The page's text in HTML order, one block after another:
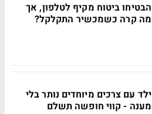
הבטיחו ביטוח מקיף לטלפון, אך
מה קרה כשמכשיר התקלקל?
ילד עם צרכים מיוחדים נותר בלי
מענה - קווי חופשה תשלם